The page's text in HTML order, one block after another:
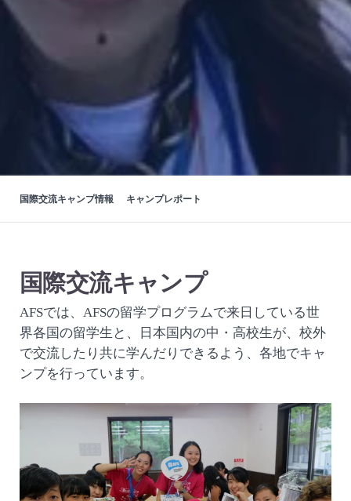
国際交流キャンプ情報 キャンプレポート
国際交流キャンプ
AFSでは、AFSの留学プログラムで来日している世
界各国の留学生と、日本国内の中・高校生が、校外
で交流したり共に学んだりできるよう、各地でキャ
ンプを行っています。